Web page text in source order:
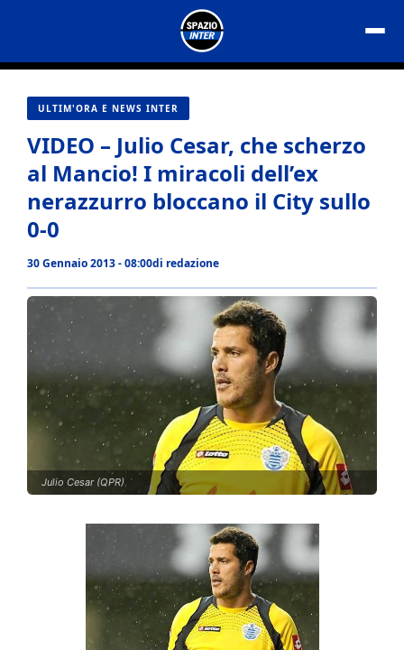
contenuto
ULTIM'ORA E NEWS INTER
VIDEO – Julio Cesar, che scherzo
al Mancio! I miracoli dell’ex
nerazzurro bloccano il City sullo
0-0
30 Gennaio 2013 - 08:00di redazione
Julio Cesar (QPR)